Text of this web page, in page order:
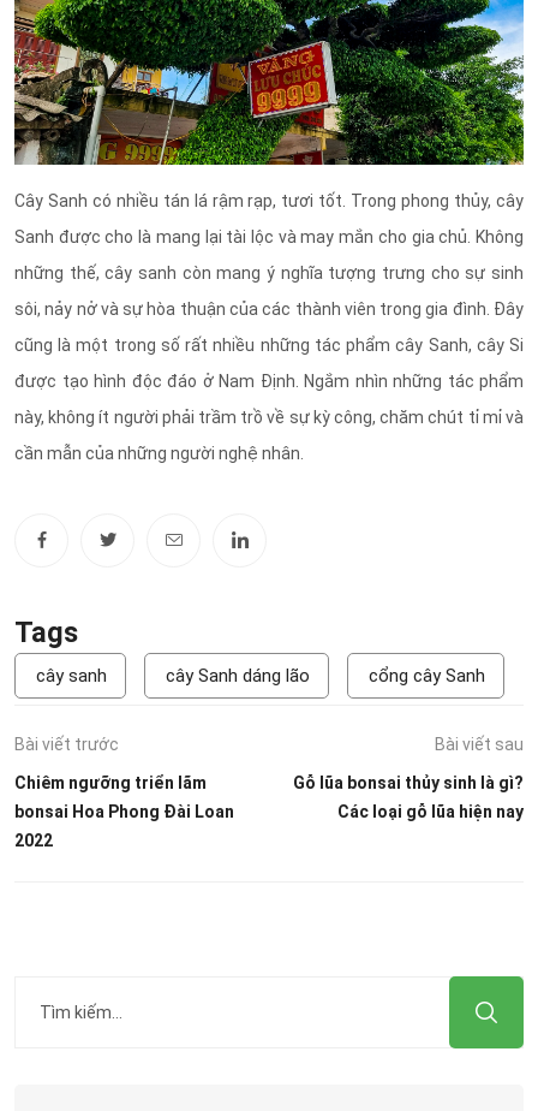
Cây Sanh có nhiều tán lá rậm rạp, tươi tốt. Trong phong thủy, cây
Sanh được cho là mang lại tài lộc và may mắn cho gia chủ. Không
những thế, cây sanh còn mang ý nghĩa tượng trưng cho sự sinh
sôi, nảy nở và sự hòa thuận của các thành viên trong gia đình. Đây
cũng là một trong số rất nhiều những tác phẩm cây Sanh, cây Si
được tạo hình độc đáo ở Nam Định. Ngắm nhìn những tác phẩm
này, không ít người phải trầm trồ về sự kỳ công, chăm chút tỉ mỉ và
cần mẫn của những người nghệ nhân.
Tags
cây sanh cây Sanh dáng lão cổng cây Sanh
Bài viết trước
Chiêm ngưỡng triển lãm
bonsai Hoa Phong Đài Loan
2022
Bài viết sau
Gỗ lũa bonsai thủy sinh là gì?
Các loại gỗ lũa hiện nay